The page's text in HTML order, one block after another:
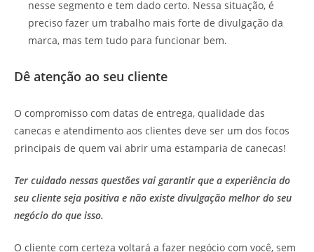
nesse segmento e tem dado certo. Nessa situação, é
preciso fazer um trabalho mais forte de divulgação da
marca, mas tem tudo para funcionar bem.
Dê atenção ao seu cliente
O compromisso com datas de entrega, qualidade das
canecas e atendimento aos clientes deve ser um dos focos
principais de quem vai abrir uma estamparia de canecas!
Ter cuidado nessas questões vai garantir que a experiência do
seu cliente seja positiva e não existe divulgação melhor do seu
negócio do que isso.
O cliente com certeza voltará a fazer negócio com você, sem